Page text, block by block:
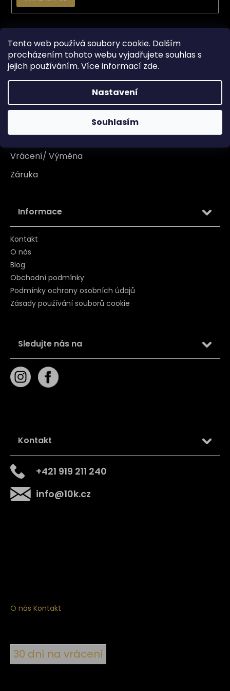
Tento web používá soubory cookie. Dalším
procházením tohoto webu vyjadřujete souhlas s
jejich používáním. Více informací zde.
Nastavení
Souhlasím
Doprava
Garance originality
Tabulka velikosti
Vrácení/ Výměna
Záruka
Informace
Kontakt
O nás
Blog
Obchodní podmínky
Podmínky ochrany osobních údajů
Zásady používání souborů cookie
Sledujte nás na
Kontakt
info@10k.cz
+421 919 211 240
O nás Kontakt
30 dní na vrácení